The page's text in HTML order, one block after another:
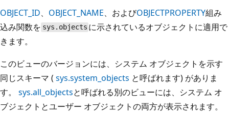
OBJECT_ID、 OBJECT_NAME、およびOBJECTPROPERTY組み
込み関数を sys.objects に示されているオブジェクトに適用で
きます。
このビューのバージョンには、システム オブジェクトを示す
同じスキーマ ( sys.system_objects と呼ばれます) がありま
す。 sys.all_objectsと呼ばれる別のビューには、システム オ
ブジェクトとユーザー オブジェクトの両方が表示されます。